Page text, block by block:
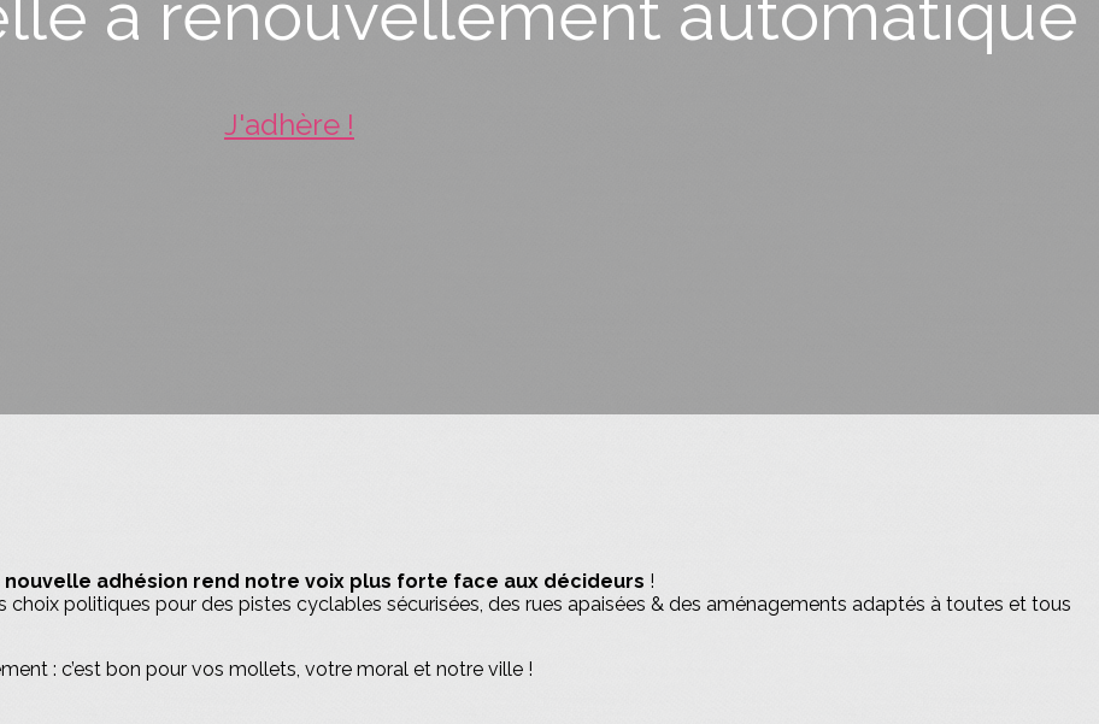
J'adhère !
nouvelle adhésion rend notre voix plus forte face aux décideurs !
politiques pour des pistes cyclables sécurisées, des rues apaisées & des aménagements adaptés à toutes et tous
: c’est bon pour vos mollets, votre moral et notre ville !